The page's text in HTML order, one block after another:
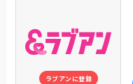
ラブアンに登録